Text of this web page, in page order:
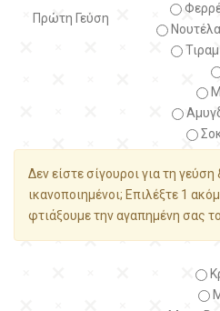
Πρώτη Γεύση
Νουτέλα
Δεν είστε σίγουροι για τη γεύση
ικανοποιημένοι; Επιλέξτε 1
φτιάξουμε την αγαπημένη σας